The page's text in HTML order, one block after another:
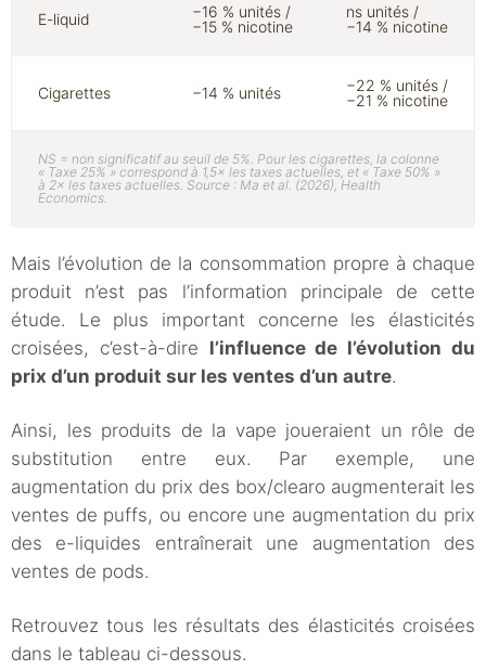
E-liquid
−16 % unités /
−15 % nicotine
ns unités /
−14 % nicotine
Cigarettes −14 % unités
−22 % unités /
−21 % nicotine
NS = non significatif au seuil de 5%. Pour les cigarettes, la colonne
« Taxe 25% » correspond à 1,5× les taxes actuelles, et « Taxe 50% »
à 2× les taxes actuelles. Source : Ma et al. (2026), Health
Economics.
Mais l’évolution de la consommation propre à chaque
produit n’est pas l’information principale de cette
étude. Le plus important concerne les élasticités
croisées, c’est-à-dire l’influence de l’évolution du
prix d’un produit sur les ventes d’un autre.
Ainsi, les produits de la vape joueraient un rôle de
substitution entre eux. Par exemple, une
augmentation du prix des box/clearo augmenterait les
ventes de puffs, ou encore une augmentation du prix
des e-liquides entraînerait une augmentation des
ventes de pods.
Retrouvez tous les résultats des élasticités croisées
dans le tableau ci-dessous.